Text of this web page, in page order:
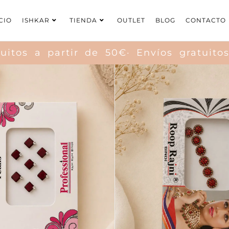
ISHKAR TIENDA OUTLET BLOG CONTACTO
a partir de 50€· Envíos gratuitos